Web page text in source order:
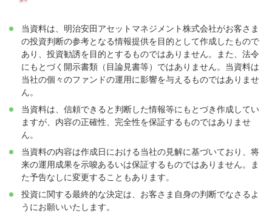
当資料は、明治安田アセットマネジメント株式会社がお客さま
の投資判断の参考となる情報提供を目的として作成したもので
あり、投資勧誘を目的とするものではありません。また、法令
にもとづく開示書類（目論見書等）ではありません。当資料は
当社の個々のファンドの運用に影響を与えるものではありませ
ん。
当資料は、信頼できると判断した情報等にもとづき作成してい
ますが、内容の正確性、完全性を保証するものではありませ
ん。
当資料の内容は作成日における当社の見解に基づいており、将
来の運用成果を示唆あるいは保証するものではありません。ま
た予告なしに変更することもあります。
投資に関する最終的な決定は、お客さま自身の判断でなさるよ
うにお願いいたします。